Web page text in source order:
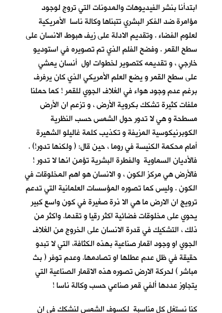
ابتدأنا بنشر الفيديوهات والمدونات التي تروج لوجود
مؤامرة ضد الفكر البشري تتبناها وكالة ناسا الأمريكية
لعلوم الفضاء . وتقديم الادلة على زيف هبوط الانسان على
سطح القمر . وفضح الفلم الذي تم تصويره في استوديو
خارجي ، و تقديمه كتصوير لخطوات اول أنسان يمشي
على سطح القمر و يضع العلم الأمريكي الذي كان يرفرف
برغم عدم وجود هواء في الغلاف الجوي للقمر ! كما حملنا
ملفات كثيرة تشكك بكروية الأرض ، و تزعم ان الأرض
مسطحة و هي لا تدور حول الشمس حسب النظرية
الكوبرنيكوسية المزيفة و تكذيب كلمة غاليلو الشهيرة
أمام محكمة الكنيسة في روما ، حين قال: ( ولكنها تدور!) .
فالأديان السماوية والفطرة البشرية تؤمن انها لا تدور !
فالأرض هي مركز الكون ، و الانسان هو اهم المخلوقات في
الكون . وليس كما تصوره المؤسسات العلمانية التي تدعم
ترويج ان الارض ما هي الا ذرة صغيرة في كون واسع كبير
يحوي على مخلوقات فضائية اكثر رقيا و تقدما. واكثر من
ذلك ، التشكيك في قدرة الانسان على الخروج من الغلاف
الجوي او وجود اقمار صناعية بهذه الكثافة، التي لا تبدو
حقيقة في ظل عدم عطلها او تصادمها. وعدم توفر ( بث
مباشر ) لحركة الارض تصوره هذه الاقمار الصناعية التي
يتجاوز عددها ألفي قمر صناعي حسب وكالة ناسا !
كنا نستغل كل مناسبة لكسوف الشمس لنشكك في ان